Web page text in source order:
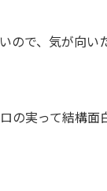
ので、気が向い
の実って結構面